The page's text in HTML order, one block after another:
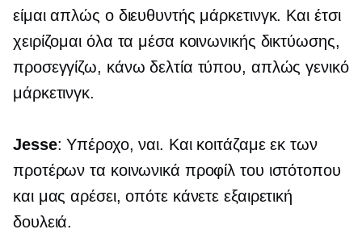
είμαι απλώς ο διευθυντής μάρκετινγκ. Και έτσι
χειρίζομαι όλα τα μέσα κοινωνικής δικτύωσης,
προσεγγίζω, κάνω δελτία τύπου, απλώς γενικό
μάρκετινγκ.
Jesse: Υπέροχο, ναι. Και κοιτάζαμε εκ των
προτέρων τα κοινωνικά προφίλ του ιστότοπου
και μας αρέσει, οπότε κάνετε εξαιρετική
δουλειά.